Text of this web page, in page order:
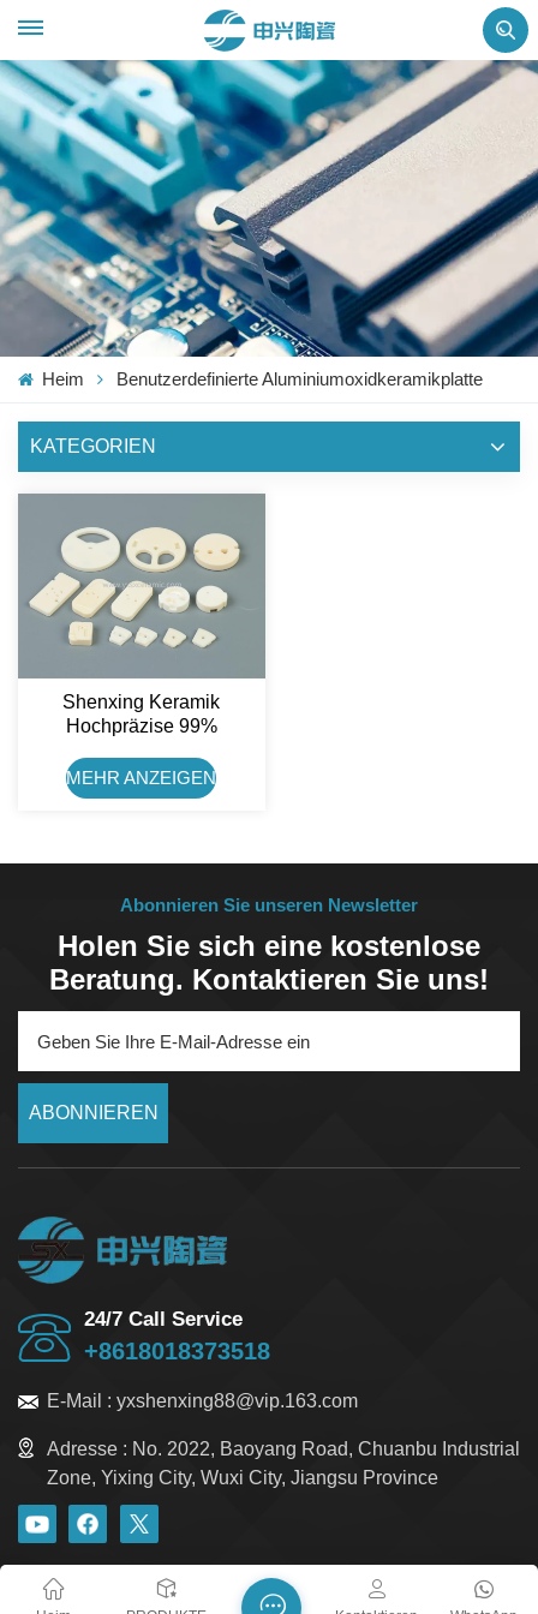
Heim Benutzerdefinierte Aluminiumoxidkeramikplatte
KATEGORIEN
Shenxing Keramik
Hochpräzise 99%
Ventilteil Ersatzplatte
MEHR ANZEIGEN
Abonnieren Sie unseren Newsletter
Holen Sie sich eine kostenlose
Beratung. Kontaktieren Sie uns!
ABONNIEREN
24/7 Call Service
+8618018373518
E-Mail : yxshenxing88@vip.163.com
Adresse : No. 2022, Baoyang Road, Chuanbu Industrial
Zone, Yixing City, Wuxi City, Jiangsu Province
Xml Datenschutzrichtlinie Sitemap